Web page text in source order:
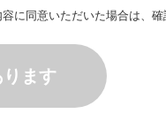
に同意いただいた場合は、
ます